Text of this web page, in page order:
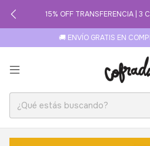
15% OFF TRANSFERENCIA | 3
🚚 ENVÍO GRATIS EN